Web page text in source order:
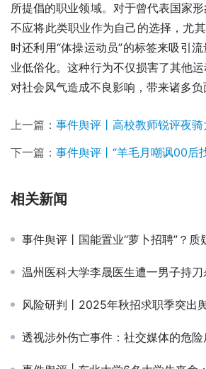
所提倡的职业领域。对于曾代表国家
不应将此类职业作为自己的选择，尤
时还利用“体操运动员”的标签来吸引
业低俗化。这种行为不仅损害了其他
对社会风气造成不良影响，带来诸多负
上一篇： 事件舆评丨高校教师锐评夜骑大学生是为“酒囊饭袋
下一篇： 事件舆评丨“羊毛月嘲讽00后找工作难”事件：
相关新闻
事件舆评丨国能置业“萝卜招聘”？质疑
温州医科大学李晟医生遭一男子持刀杀害：坚决声讨
风险研判丨2025年秋招求职季突出舆情
透视涉外伤亡事件：社交媒体的危